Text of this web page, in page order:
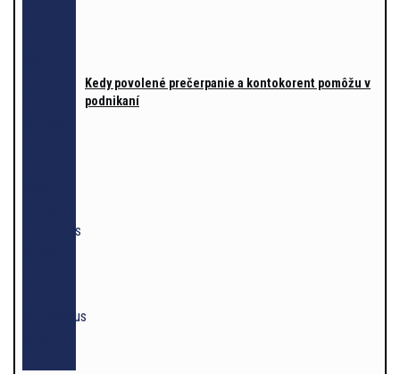
Kedy povolené prečerpanie a kontokorent pomôžu v
podnikaní